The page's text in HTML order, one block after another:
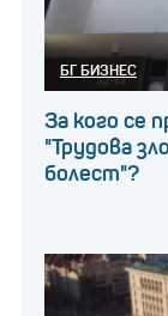
БГ БИЗНЕС
За кого се
"Трудова
болест"?